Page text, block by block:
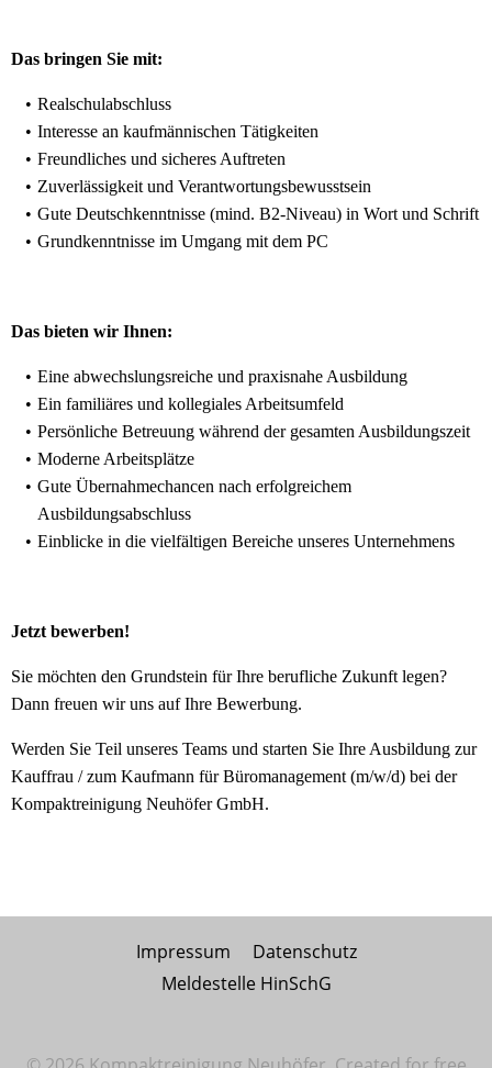
Das bringen Sie mit:
Realschulabschluss
Interesse an kaufmännischen Tätigkeiten
Freundliches und sicheres Auftreten
Zuverlässigkeit und Verantwortungsbewusstsein
Gute Deutschkenntnisse (mind. B2-Niveau) in Wort und Schrift
Grundkenntnisse im Umgang mit dem PC
Das bieten wir Ihnen:
Eine abwechslungsreiche und praxisnahe Ausbildung
Ein familiäres und kollegiales Arbeitsumfeld
Persönliche Betreuung während der gesamten Ausbildungszeit
Moderne Arbeitsplätze
Gute Übernahmechancen nach erfolgreichem
Ausbildungsabschluss
Einblicke in die vielfältigen Bereiche unseres Unternehmens
Jetzt bewerben!
Sie möchten den Grundstein für Ihre berufliche Zukunft legen?
Dann freuen wir uns auf Ihre Bewerbung.
Werden Sie Teil unseres Teams und starten Sie Ihre Ausbildung zur
Kauffrau / zum Kaufmann für Büromanagement (m/w/d) bei der
Kompaktreinigung Neuhöfer GmbH.
Impressum
Datenschutz
Meldestelle HinSchG